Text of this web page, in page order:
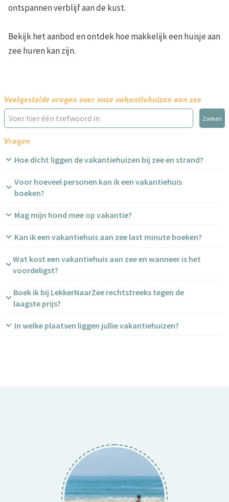
ontspannen verblijf aan de kust.
Bekijk het aanbod en ontdek hoe makkelijk een huisje aan
zee huren kan zijn.
Veelgestelde vragen over onze vakantiehuizen aan zee
Zoeken
Vragen
Hoe dicht liggen de vakantiehuizen bij zee en strand?
Voor hoeveel personen kan ik een vakantiehuis
boeken?
Mag mijn hond mee op vakantie?
Kan ik een vakantiehuis aan zee last minute boeken?
Wat kost een vakantiehuis aan zee en wanneer is het
voordeligst?
Boek ik bij LekkerNaarZee rechtstreeks tegen de
laagste prijs?
In welke plaatsen liggen jullie vakantiehuizen?